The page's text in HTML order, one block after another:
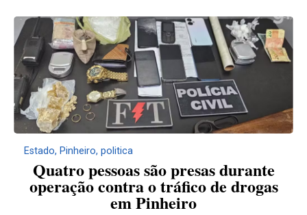
Estado, Pinheiro, politica
Quatro pessoas são presas durante
operação contra o tráfico de drogas
em Pinheiro